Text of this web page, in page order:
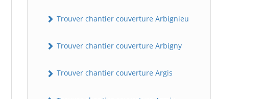
Trouver chantier couverture Arbignieu
Trouver chantier couverture Arbigny
Trouver chantier couverture Argis